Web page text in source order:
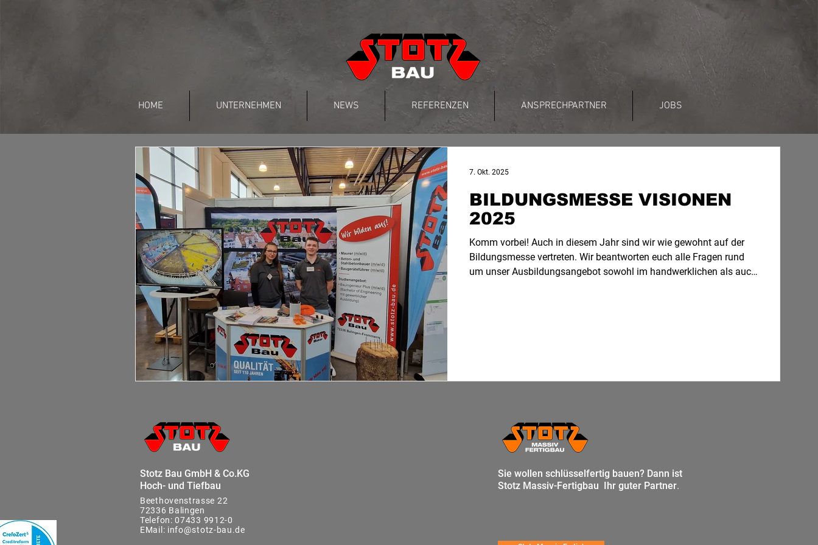
HOME UNTERNEHMEN NEWS REFERENZEN ANSPRECHPARTNER JOBS
BILDUNGSMESSE VISIONEN
2025
Komm vorbei! Auch in diesem Jahr sind wir wie gewohnt auf der
Bildungsmesse vertreten. Wir beantworten euch alle Fragen rund
um unser Ausbildungsangebot sowohl im handwerklichen als auch
7. Okt. 2025
Stotz Bau GmbH & Co.KG
Hoch- und Tiefbau
Beethovenstrasse 22
72336 Balingen
Telefon:07433 9912-0
EMail: info@stotz-bau.de
Sie wollen schlüsselfertig bauen? Dann ist
Stotz Massiv-Fertigbau Ihr guter Partner.